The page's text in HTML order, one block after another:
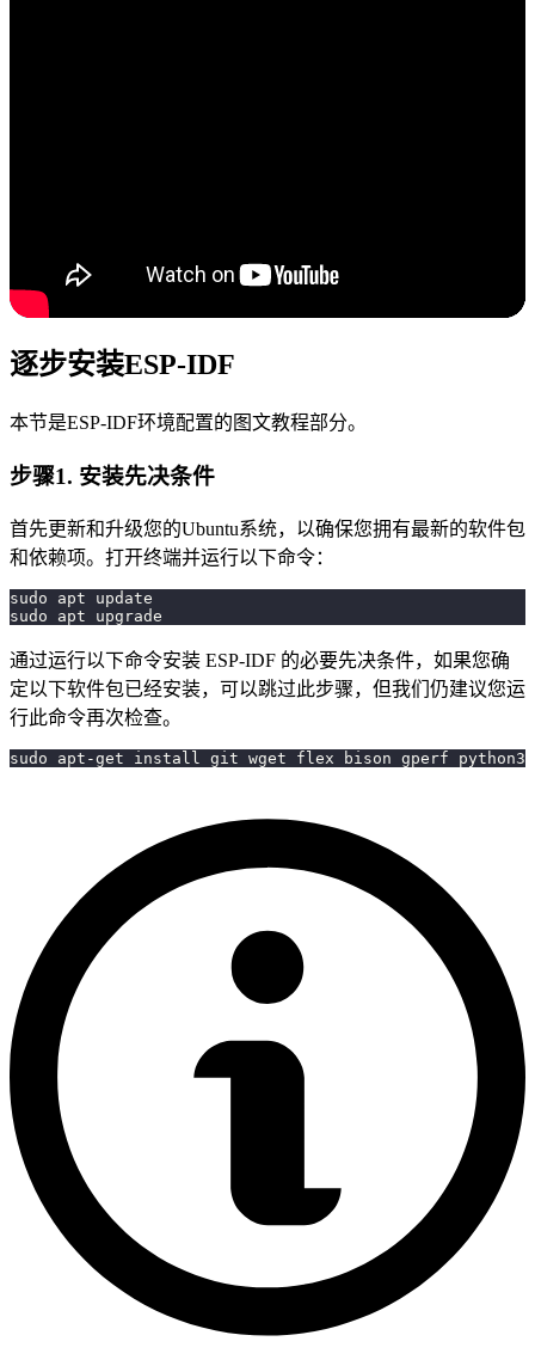
逐步安装ESP-IDF
本节是ESP-IDF环境配置的图文教程部分。
步骤1. 安装先决条件
首先更新和升级您的Ubuntu系统，以确保您拥有最新的软件包
和依赖项。打开终端并运行以下命令：
sudo apt update
sudo apt upgrade
通过运行以下命令安装 ESP-IDF 的必要先决条件，如果您确
定以下软件包已经安装，可以跳过此步骤，但我们仍建议您运
行此命令再次检查。
sudo apt-get install git wget flex bison gperf